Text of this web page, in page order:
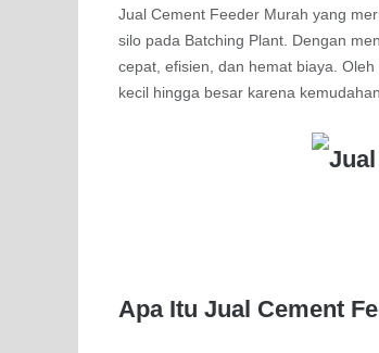
Jual Cement Feeder Murah yang
silo pada Batching Plant. Dengan
cepat, efisien, dan hemat biaya.
kecil hingga besar karena
Apa Itu Jual Cement